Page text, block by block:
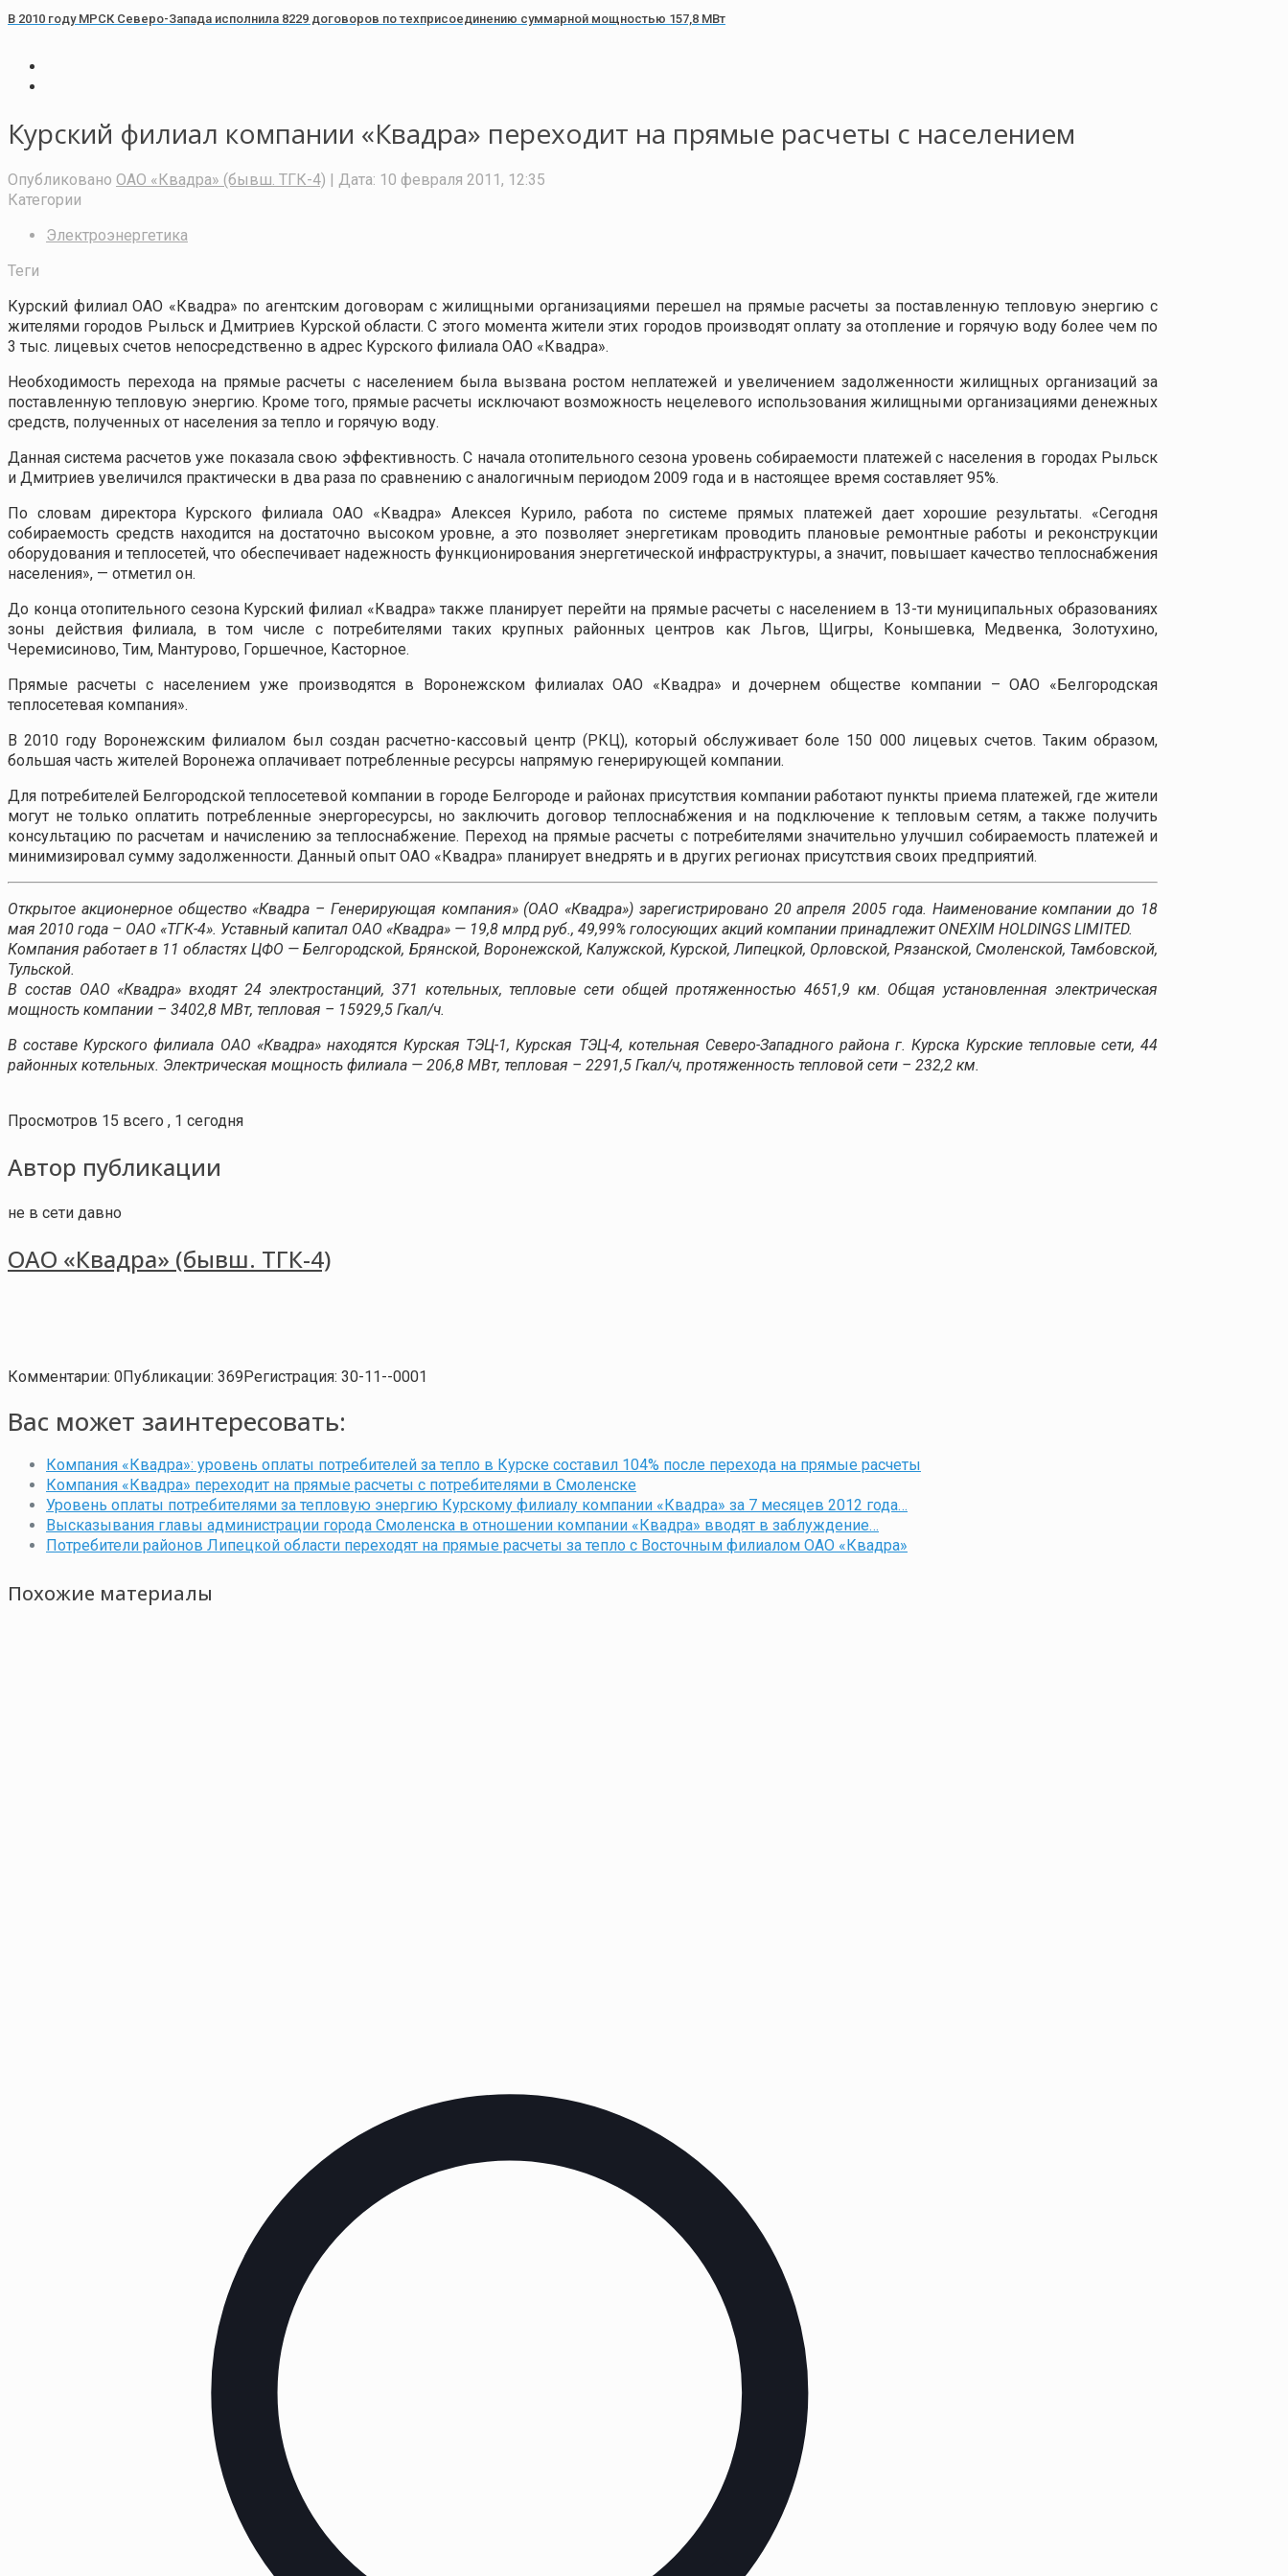
В 2010 году МРСК Северо-Запада исполнила 8229 договоров по техприсоединению суммарной мощностью 157,8 МВт
Курский филиал компании «Квадра» переходит на прямые расчеты с населением
Опубликовано ОАО «Квадра» (бывш. ТГК-4) | Дата: 10 февраля 2011, 12:35
Категории
Электроэнергетика
Теги
Курский филиал ОАО «Квадра» по агентским договорам с жилищными организациями перешел на прямые расчеты за поставленную тепловую энергию с
жителями городов Рыльск и Дмитриев Курской области. С этого момента жители этих городов производят оплату за отопление и горячую воду более чем по
3 тыс. лицевых счетов непосредственно в адрес Курского филиала ОАО «Квадра».
Необходимость перехода на прямые расчеты с населением была вызвана ростом неплатежей и увеличением задолженности жилищных организаций за
поставленную тепловую энергию. Кроме того, прямые расчеты исключают возможность нецелевого использования жилищными организациями денежных
средств, полученных от населения за тепло и горячую воду.
Данная система расчетов уже показала свою эффективность. С начала отопительного сезона уровень собираемости платежей с населения в городах Рыльск
и Дмитриев увеличился практически в два раза по сравнению с аналогичным периодом 2009 года и в настоящее время составляет 95%.
По словам директора Курского филиала ОАО «Квадра» Алексея Курило, работа по системе прямых платежей дает хорошие результаты. «Сегодня
собираемость средств находится на достаточно высоком уровне, а это позволяет энергетикам проводить плановые ремонтные работы и реконструкции
оборудования и теплосетей, что обеспечивает надежность функционирования энергетической инфраструктуры, а значит, повышает качество теплоснабжения
населения», — отметил он.
До конца отопительного сезона Курский филиал «Квадра» также планирует перейти на прямые расчеты с населением в 13-ти муниципальных образованиях
зоны действия филиала, в том числе с потребителями таких крупных районных центров как Льгов, Щигры, Конышевка, Медвенка, Золотухино,
Черемисиново, Тим, Мантурово, Горшечное, Касторное.
Прямые расчеты с населением уже производятся в Воронежском филиалах ОАО «Квадра» и дочернем обществе компании – ОАО «Белгородская
теплосетевая компания».
В 2010 году Воронежским филиалом был создан расчетно-кассовый центр (РКЦ), который обслуживает боле 150 000 лицевых счетов. Таким образом,
большая часть жителей Воронежа оплачивает потребленные ресурсы напрямую генерирующей компании.
Для потребителей Белгородской теплосетевой компании в городе Белгороде и районах присутствия компании работают пункты приема платежей, где жители
могут не только оплатить потребленные энергоресурсы, но заключить договор теплоснабжения и на подключение к тепловым сетям, а также получить
консультацию по расчетам и начислению за теплоснабжение. Переход на прямые расчеты с потребителями значительно улучшил собираемость платежей и
минимизировал сумму задолженности. Данный опыт ОАО «Квадра» планирует внедрять и в других регионах присутствия своих предприятий.
Открытое акционерное общество «Квадра – Генерирующая компания» (ОАО «Квадра») зарегистрировано 20 апреля 2005 года. Наименование компании до 18
мая 2010 года – ОАО «ТГК-4». Уставный капитал ОАО «Квадра» — 19,8 млрд руб., 49,99% голосующих акций компании принадлежит ONEXIM HOLDINGS LIMITED.
Компания работает в 11 областях ЦФО — Белгородской, Брянской, Воронежской, Калужской, Курской, Липецкой, Орловской, Рязанской, Смоленской, Тамбовской,
Тульской.
В состав ОАО «Квадра» входят 24 электростанций, 371 котельных, тепловые сети общей протяженностью 4651,9 км. Общая установленная электрическая
мощность компании – 3402,8 МВт, тепловая – 15929,5 Гкал/ч.
В составе Курского филиала ОАО «Квадра» находятся Курская ТЭЦ-1, Курская ТЭЦ-4, котельная Северо-Западного района г. Курска Курские тепловые сети, 44
районных котельных. Электрическая мощность филиала — 206,8 МВт, тепловая – 2291,5 Гкал/ч, протяженность тепловой сети – 232,2 км.
Просмотров 15 всего , 1 сегодня
Автор публикации
не в сети давно
ОАО «Квадра» (бывш. ТГК-4)
Комментарии: 0Публикации: 369 Регистрация: 30-11--0001
Вас может заинтересовать:
Компания «Квадра»: уровень оплаты потребителей за тепло в Курске составил 104% после перехода на прямые расчеты
Компания «Квадра» переходит на прямые расчеты с потребителями в Смоленске
Уровень оплаты потребителями за тепловую энергию Курскому филиалу компании «Квадра» за 7 месяцев 2012 года…
Высказывания главы администрации города Смоленска в отношении компании «Квадра» вводят в заблуждение…
Потребители районов Липецкой области переходят на прямые расчеты за тепло с Восточным филиалом ОАО «Квадра»
Похожие материалы